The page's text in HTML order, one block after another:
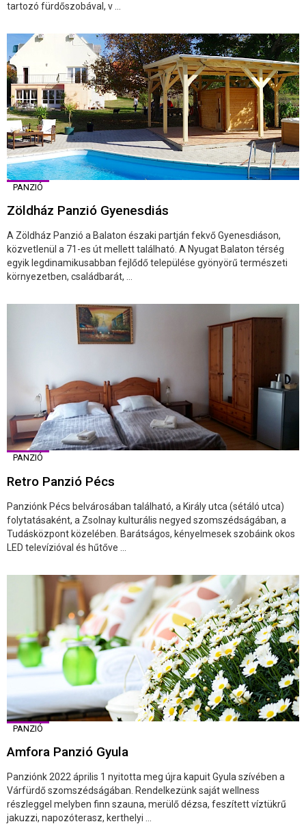
tartozó fürdőszobával, v ...
PANZIÓ
Zöldház Panzió Gyenesdiás
A Zöldház Panzió a Balaton északi partján fekvő Gyenesdiáson,
közvetlenül a 71-es út mellett található. A Nyugat Balaton térség
egyik legdinamikusabban fejlődő települése gyönyörű természeti
környezetben, családbarát, ...
PANZIÓ
Retro Panzió Pécs
Panziónk Pécs belvárosában található, a Király utca (sétáló utca)
folytatásaként, a Zsolnay kulturális negyed szomszédságában, a
Tudásközpont közelében. Barátságos, kényelmesek szobáink okos
LED televízióval és hűtőve ...
PANZIÓ
Amfora Panzió Gyula
Panziónk 2022 április 1 nyitotta meg újra kapuit Gyula szívében a
Várfürdő szomszédságában. Rendelkezünk saját wellness
részleggel melyben finn szauna, merülő dézsa, feszített víztükrű
jakuzzi, napozóterasz, kerthelyi ...